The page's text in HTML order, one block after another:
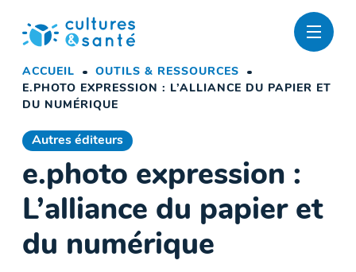
contenu
ACCUEIL
OUTILS & RESSOURCES
E.PHOTO EXPRESSION : L’ALLIANCE DU PAPIER ET
DU NUMÉRIQUE
Autres éditeurs
e.photo expression :
L’alliance du papier et
du numérique